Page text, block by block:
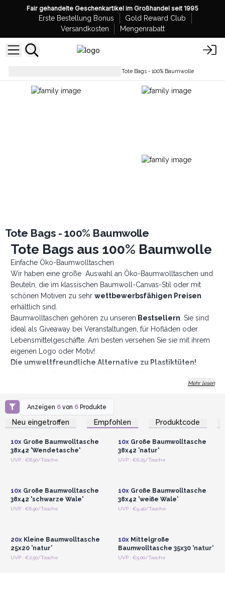
Fair gehandelte Geschenkartikel im Großhandel seit 1995
Erste Bestellung Bonus
Gold Reward Club
Versandkosten
Mengenrabatt
Tote Bags - 100% Baumwolle
Tote Bags - 100% Baumwolle
Tote Bags aus 100% Baumwolle
Einfache Öko-Baumwolltaschen
Wir haben eine große Auswahl an Öko-Baumwolltaschen und
Beuteln, die im klassischen Baumwoll-Canvas-Stil oder mit
schönen Motiven zu sehr wettbewerbsfähigen Preisen
erhältlich sind.
Baumwolltaschen gehören zu unseren Bestsellern. Sie sind
ideal als Giveaway bei Veranstaltungen, für Hofläden oder
Lebensmittelgeschäfte. Am besten versehen Sie sie mit ihrem
eigenen Logo oder Motiv!
Die umweltfreundliche Alternative zu Plastiktüten!
Mehr lesen
Anzeigen 6 von 6 Produkte
Neu eingetroffen Empfohlen Produktcode
Anmelden oder
Registrieren für
Großhandelspreise
10xGroße Baumwolltasche
38x42 'Wendetasche'
UVP : €8.50/Tasche
Registrieren für
Großhandelspreise
10xGroße Baumwolltasche
38x42 'natur'
UVP : €6.25/Tasche
Anmelden oder
10xGroße Baumwolltasche
38x42 'schwarze Wale'
UVP : €6.90/Tasche
Anmelden oder
10xGroße Baumwolltasche
38x42 'weiße Wale'
UVP : €9.40/Tasche
Anmelden oder
20xKleine Baumwolltasche
25x20 'natur'
UVP : €2.50/Tasche
Anmelden oder
10xMittelgroße
Baumwolltasche 35x30 'natur'
UVP : €5.00/Tasche